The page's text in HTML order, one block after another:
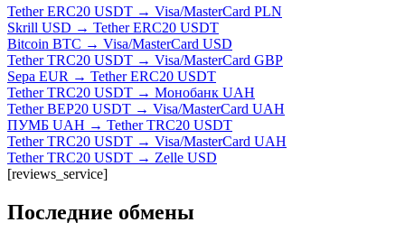
Tether ERC20 USDT → Visa/MasterCard PLN
Skrill USD → Tether ERC20 USDT
Bitcoin BTC → Visa/MasterCard USD
Tether TRC20 USDT → Visa/MasterCard GBP
Sepa EUR → Tether ERC20 USDT
Tether TRC20 USDT → Монобанк UAH
Tether BEP20 USDT → Visa/MasterCard UAH
ПУМБ UAH → Tether TRC20 USDT
Tether TRC20 USDT → Visa/MasterCard UAH
Tether TRC20 USDT → Zelle USD
[reviews_service]
Последние обмены